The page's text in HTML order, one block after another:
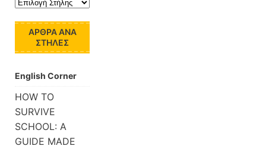
ΆΡΘΡΑ ΑΝΆ
ΣΤΉΛΕΣ
English Corner
HOW TO
SURVIVE
SCHOOL: A
GUIDE MADE